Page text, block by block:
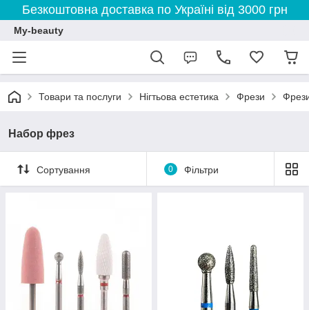
Безкоштовна доставка по Україні від 3000 грн
My-beauty
Товари та послуги Нігтьова естетика Фрези
Набор фрез
Сортування 0 Фільтри